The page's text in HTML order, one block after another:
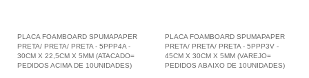
PLACA FOAMBOARD SPUMAPAPER
PRETA/ PRETA/ PRETA - 5PPP4A -
30CM X 22,5CM X 5MM (ATACADO=
PEDIDOS ACIMA DE 10UNIDADES)
PLACA FOAMBOARD SPUMAPAPER
PRETA/ PRETA/ PRETA - 5PPP3V -
45CM X 30CM X 5MM (VAREJO=
PEDIDOS ABAIXO DE 10UNIDADES)